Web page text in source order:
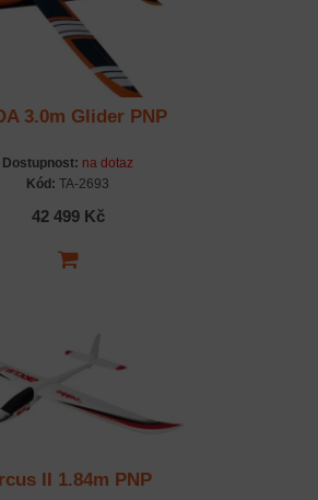
3.0m Glider PNP
Dostupnost: na dotaz
Kód: TA-2693
42 499 Kč
II 1.84m PNP